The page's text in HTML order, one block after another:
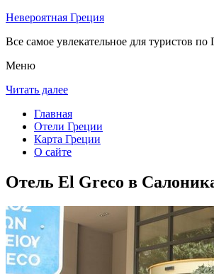
Невероятная Греция
Все самое увлекательное для туристов
Меню
Читать далее
Главная
Отели Греции
Карта Греции
О сайте
Отель El Greco в